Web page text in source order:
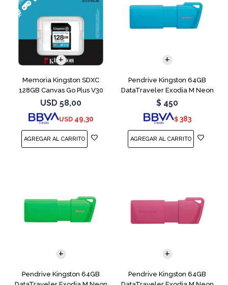
Memoria Kingston SDXC
128GB Canvas Go Plus V30
USD 58,00
USD 49,30
Pendrive Kingston 64GB
DataTraveler Exodia M Neon
Blue
$ 450
$ 383
Pendrive Kingston 64GB
Pendrive Kingston 64GB